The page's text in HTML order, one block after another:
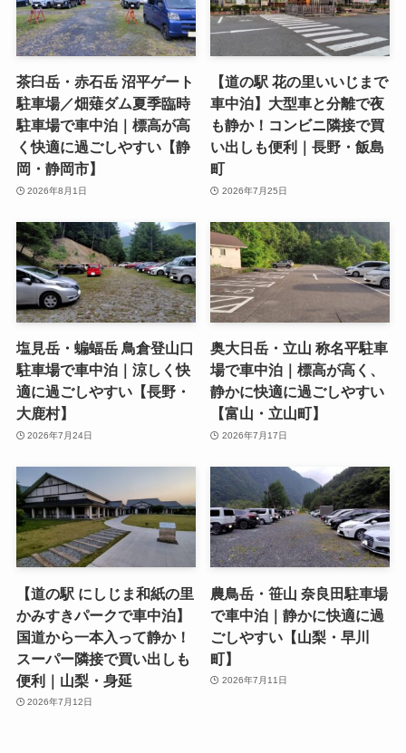
茶臼岳・赤石岳 沼平ゲート
駐車場／畑薙ダム夏季臨時
駐車場で車中泊｜標高が高
く快適に過ごしやすい【静
岡・静岡市】
2026年8月1日
【道の駅 花の里いいじまで
車中泊】大型車と分離で夜
も静か！コンビニ隣接で買
い出しも便利｜長野・飯島
町
2026年7月25日
塩見岳・蝙蝠岳 鳥倉登山口
駐車場で車中泊｜涼しく快
適に過ごしやすい【長野・
大鹿村】
2026年7月24日
奥大日岳・立山 称名平駐車
場で車中泊｜標高が高く、
静かに快適に過ごしやすい
【富山・立山町】
2026年7月17日
【道の駅 にしじま和紙の里
かみすきパークで車中泊】
国道から一本入って静か！
スーパー隣接で買い出しも
便利｜山梨・身延
2026年7月12日
農鳥岳・笹山 奈良田駐車場
で車中泊｜静かに快適に過
ごしやすい【山梨・早川
町】
2026年7月11日